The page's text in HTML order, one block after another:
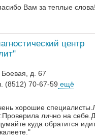
Вам за теплые
центр
Боевая, д. 67
(8512) 70-67-59 ещё
хорошие
лично на
куда обратится